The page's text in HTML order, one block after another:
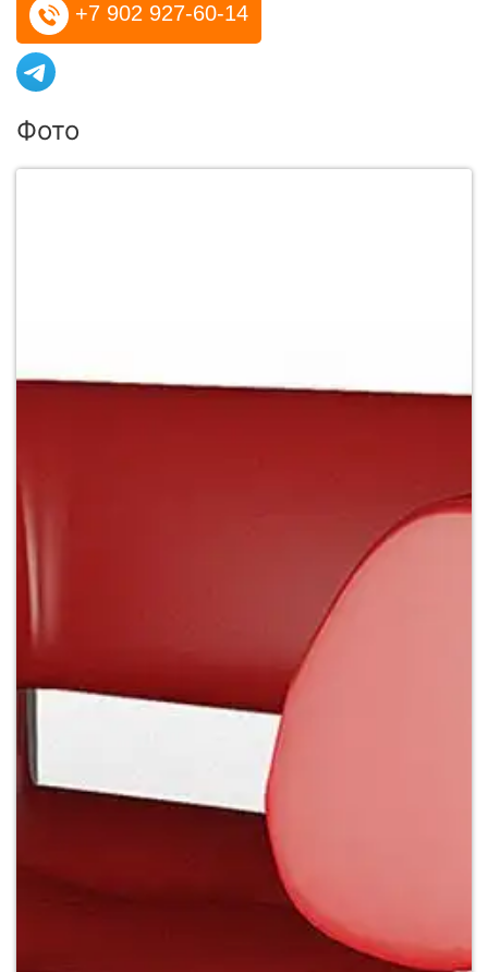
+7 902 927-60-14
Фото